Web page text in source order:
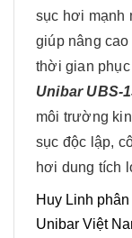
sục hơi mạnh
giúp nâng
thời gian phục
Unibar UBS-
môi trường
sục độc lập,
hơi dung tích
Huy Linh
Unibar Việt